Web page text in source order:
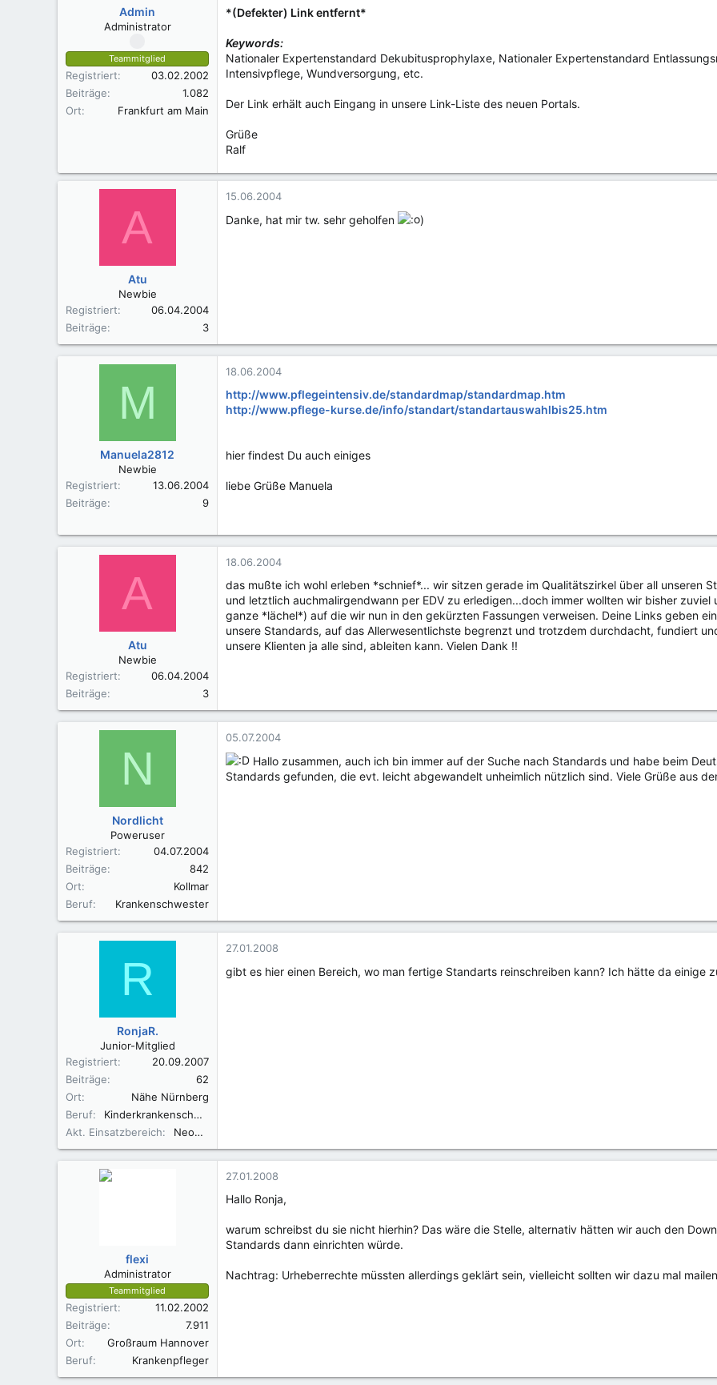
Admin
Administrator
Teammitglied
Registriert
03.02.2002
Beiträge
1.082
Ort
Frankfurt am Main
*(Defekter) Link entfernt*
Keywords:
Nationaler Expertenstandard Dekubitusprophylaxe, Nationaler Expertenstandard
Intensivpflege, Wundversorgung, etc.
Der Link erhält auch Eingang in unsere Link-Liste des neuen Portals.
Grüße
Ralf
A
Atu
Newbie
Registriert
06.04.2004
Beiträge
3
15.06.2004
Danke, hat mir tw. sehr geholfen )
M
Manuela2812
Newbie
Registriert
13.06.2004
Beiträge
9
18.06.2004
http://www.pflegeintensiv.de/standardmap/standardmap.htm
http://www.pflege-kurse.de/info/standart/standartauswahlbis25.htm
hier findest Du auch einiges
liebe Grüße Manuela
A
Atu
Newbie
Registriert
06.04.2004
Beiträge
3
18.06.2004
das mußte ich wohl erleben *schnief*... wir sitzen gerade im Qualitätszirkel über all unseren
und letztlich auchmalirgendwann per EDV zu erledigen...doch immer wollten wir bisher
ganze *lächel*) auf die wir nun in den gekürzten Fassungen verweisen. Deine Links geben
unsere Standards, auf das Allerwesentlichste begrenzt und trotzdem durchdacht, fundiert
unsere Klienten ja alle sind, ableiten kann. Vielen Dank !!
N
Nordlicht
Poweruser
Registriert
04.07.2004
Beiträge
842
Ort
Kollmar
Beruf
Krankenschwester
05.07.2004
Hallo zusammen, auch ich bin immer auf der Suche nach Standards und habe beim
Standards gefunden, die evt. leicht abgewandelt unheimlich nützlich sind. Viele Grüße aus
R
RonjaR.
Junior-Mitglied
Registriert
20.09.2007
Beiträge
62
Ort
Nähe Nürnberg
Beruf
Kinderkrankenschwester, Still- und Laktationsberaterin IBCLC
Akt. Einsatzbereich
Neonatologie
27.01.2008
gibt es hier einen Bereich, wo man fertige Standarts reinschreiben kann? Ich hätte da
flexi
Administrator
Teammitglied
Registriert
11.02.2002
Beiträge
7.911
Ort
Großraum Hannover
Beruf
Krankenpfleger
27.01.2008
Hallo Ronja,
warum schreibst du sie nicht hierhin? Das wäre die Stelle, alternativ hätten wir auch den
Standards dann einrichten würde.
Nachtrag: Urheberrechte müssten allerdings geklärt sein, vielleicht sollten wir dazu mal